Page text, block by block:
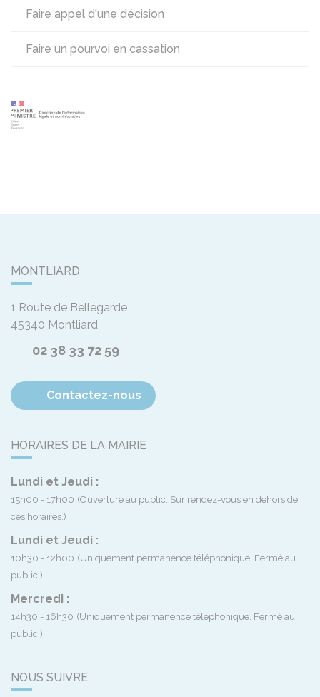
Faire appel d'une décision
Faire un pourvoi en cassation
MONTLIARD
1 Route de Bellegarde
45340 Montliard
02 38 33 72 59
Contactez-nous
HORAIRES DE LA MAIRIE
Lundi et Jeudi :
15h00 - 17h00 (Ouverture au public. Sur rendez-vous en dehors de
ces horaires.)
Lundi et Jeudi :
10h30 - 12h00 (Uniquement permanence téléphonique. Fermé au
public.)
Mercredi :
14h30 - 16h30 (Uniquement permanence téléphonique. Fermé au
public.)
NOUS SUIVRE